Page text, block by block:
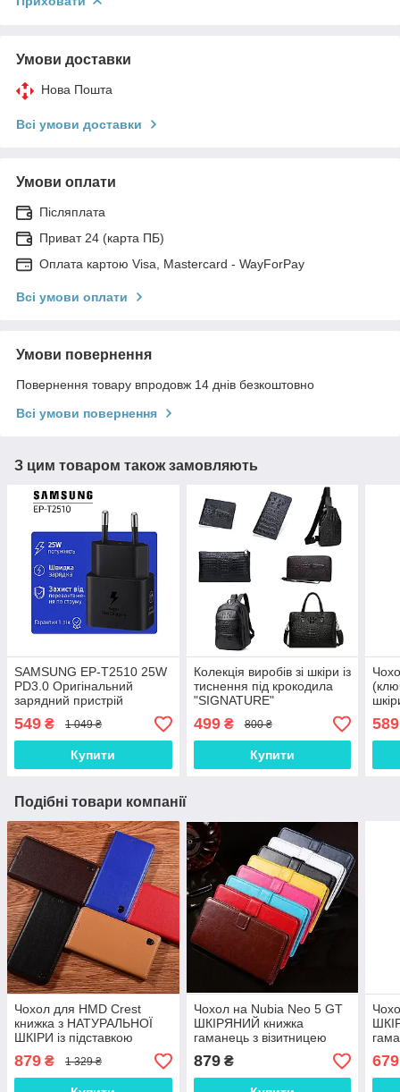
Умови доставки
Нова Пошта
Всі умови доставки
Умови оплати
Післяплата
Приват 24 (карта ПБ)
Оплата картою Visa, Mastercard - WayForPay
Всі умови оплати
Умови повернення
Повернення товару впродовж 14 днів безкоштовно
Всі умови повернення
З цим товаром також замовляють
SAMSUNG EP-T2510 25W
PD3.0 Оригінальний
зарядний пристрій
(зарядка зарядне)
549 ₴ 1 049 ₴
Купити
Колекція виробів зі шкіри із
тиснення під крокодила
"SIGNATURE"
499₴ 800 ₴
Купити
589
Подібні товари компанії
Чохол для HMD Crest
книжка з НАТУРАЛЬНОЇ
ШКІРИ із підставкою
візитницею протиударний
магнітний"CLASIC"
879 ₴ 1 329 ₴
Чохол на Nubia Neo 5 GT
ШКІРЯНИЙ книжка
гаманець з візитницею
підставкою протиударний
"BENTYAGA"
879₴ 679